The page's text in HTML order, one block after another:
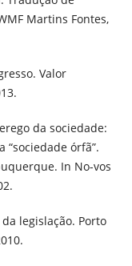
Martins Fontes,
Valor
da sociedade:
órfã”.
In No-vos
legislação. Porto